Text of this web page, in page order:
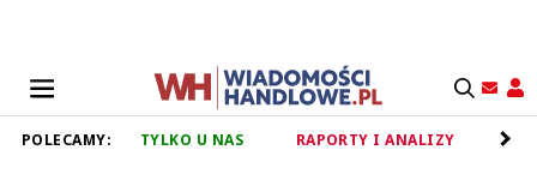
POLECAMY: TYLKO U NAS RAPORTY I ANALIZY